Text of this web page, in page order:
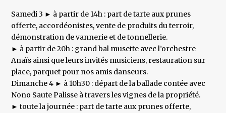
Samedi 3 ► à partir de 14h : part de tarte aux prunes
offerte, accordéonistes, vente de produits du terroir,
démonstration de vannerie et de tonnellerie.
► à partir de 20h : grand bal musette avec l’orchestre
Anaïs ainsi que leurs invités musiciens, restauration sur
place, parquet pour nos amis danseurs.
Dimanche 4 ► à 10h30 : départ de la ballade contée avec
Nono Saute Palisse à travers les vignes de la propriété.
► toute la journée : part de tarte aux prunes offerte,